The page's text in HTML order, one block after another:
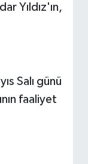
Yıldız'ın,
Salı günü
faaliyet